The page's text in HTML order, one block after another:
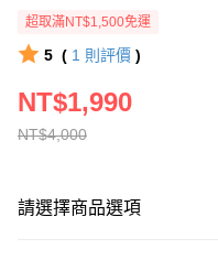
超取滿NT$1,500免運
5 ( 1 則評價 )
NT$4,000
NT$1,990
請選擇商品選項